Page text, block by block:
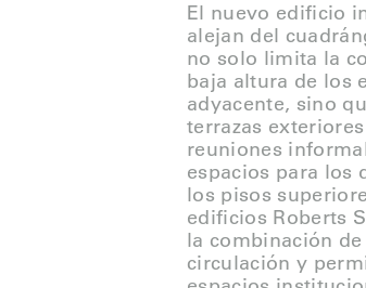
El nuevo edificio
alejan del
no solo limita la
baja altura de los
adyacente, sino
terrazas
reuniones
espacios para los
los pisos
edificios Roberts
la combinación
circulación y